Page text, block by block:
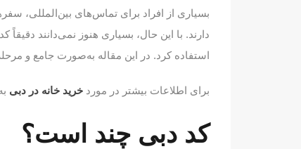
بسیاری از افراد برای تماس‌های بین‌المللی،
دارند. با این حال، بسیاری هنوز نمی‌دانند
استفاده کرد. در این مقاله به‌صورت جامع و
برای اطلاعات بیشتر در مورد خرید خانه در دبی
کد دبی چند است؟